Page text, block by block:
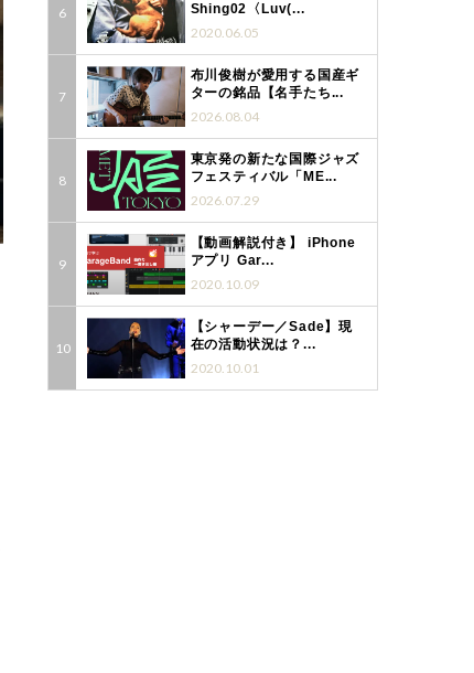
Shing02〈Luv(...
2020.06.05
布川俊樹が愛用する国産ギ
ターの銘品【名手たち...
2026.08.04
東京発の新たな国際ジャズ
フェスティバル「ME...
2026.07.29
【動画解説付き】 iPhone
アプリ Gar...
2020.10.09
【シャーデー／Sade】現
在の活動状況は？...
2020.10.01